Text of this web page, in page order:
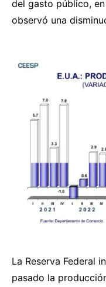
del gasto público,
observó una
La Reserva Federal
pasado la